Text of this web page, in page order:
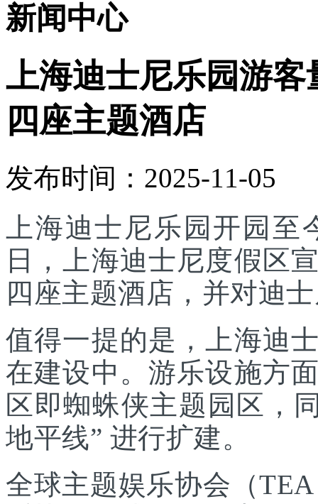
新闻中心
上海迪士尼乐园游
四座主题酒店
发布时间：2025-11-05
上海迪士尼乐园开园
日，上海迪士尼度假区
四座主题酒店，并对迪
值得一提的是，上海迪
在建设中。游乐设施方
区即蜘蛛侠主题园区，
地平线” 进行扩建。
全球主题娱乐协会（